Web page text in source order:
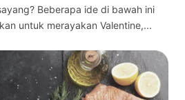
Beberapa ide di bawah ini
untuk merayakan Valentine,...